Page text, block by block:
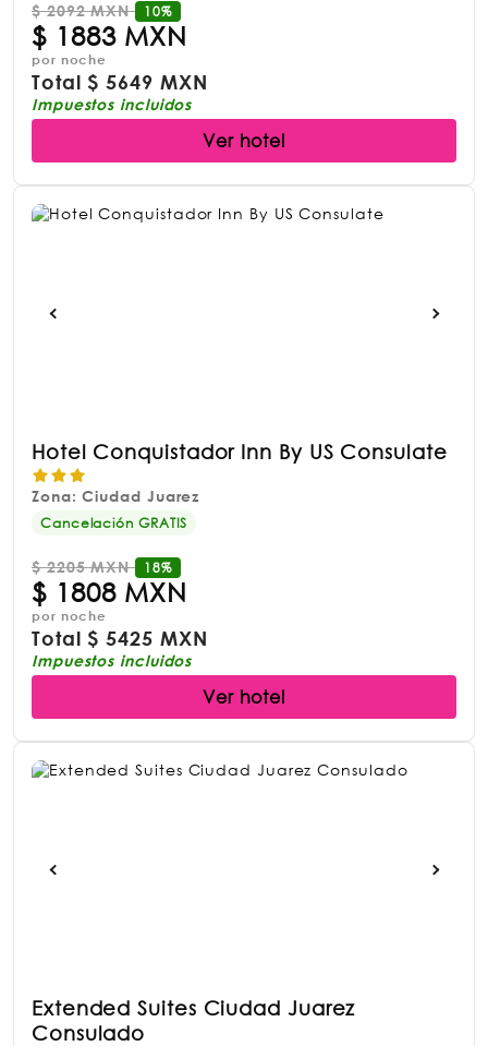
$2092 MXN 10%
$ 1883 MXN
por noche
Total$5649 MXN
Impuestos incluidos
Ver hotel
Hotel Conquistador Inn By US Consulate
Zona: Ciudad Juarez
Cancelación GRATIS
$2205 MXN 18%
$ 1808 MXN
por noche
Total$5425 MXN
Impuestos incluidos
Ver hotel
Extended Suites Ciudad Juarez
Consulado